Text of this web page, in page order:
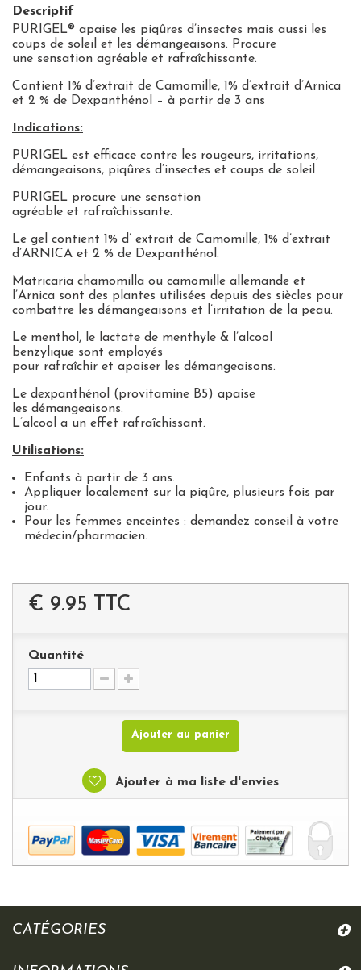
Descriptif
PURIGEL® apaise les piqûres d’insectes mais aussi les
coups de soleil et les démangeaisons. Procure
une sensation agréable et rafraîchissante.
Contient 1% d’extrait de Camomille, 1% d’extrait d’Arnica
et 2 % de Dexpanthénol
– à partir de 3 ans
Indications:
PURIGEL est efficace contre les rougeurs, irritations,
démangeaisons, piqûres d’insectes et coups de soleil
PURIGEL procure une sensation
agréable et rafraîchissante.
Le gel contient 1% d’ extrait de Camomille, 1% d’extrait
d’ARNICA et 2 % de Dexpanthénol.
Matricaria chamomilla ou camomille allemande et
l’Arnica sont des plantes utilisées depuis des siècles pour
combattre les démangeaisons et l’irritation de la peau.
Le menthol, le lactate de menthyle & l’alcool
benzylique sont employés
pour rafraîchir et apaiser les démangeaisons.
Le dexpanthénol (provitamine B5) apaise
les démangeaisons.
L’alcool a un effet rafraîchissant.
Utilisations:
Enfants à partir de 3 ans.
Appliquer localement sur la piqûre, plusieurs fois par
jour.
Pour les femmes enceintes : demandez conseil à votre
médecin/pharmacien.
€ 9.95 TTC
Quantité
Ajouter au panier
Ajouter à ma liste d'envies
CATÉGORIES